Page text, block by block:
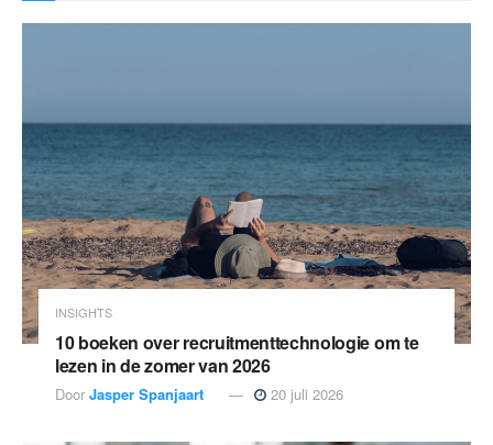
INSIGHTS
10 boeken over recruitmenttechnologie om te
lezen in de zomer van 2026
Door Jasper Spanjaart 20 juli 2026